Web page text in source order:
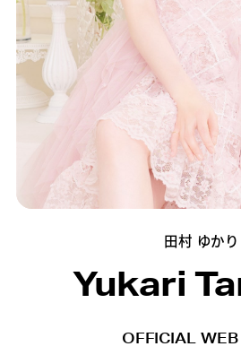
田村 ゆかり
Yukari
OFFICIAL WEB